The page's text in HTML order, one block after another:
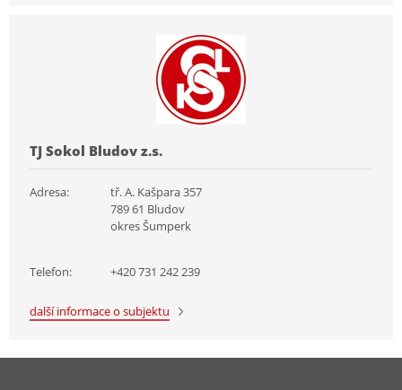
TJ Sokol Bludov z.s.
Adresa:
tř. A. Kašpara 357
789 61 Bludov
okres Šumperk
Telefon: +420 731 242 239
další informace o subjektu